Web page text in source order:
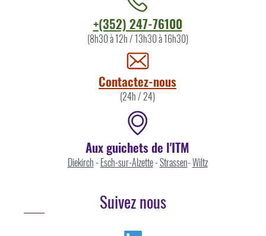
+(352) 247-76100
(8h30 à 12h / 13h30 à 16h30)
Contactez-nous
(24h / 24)
Aux guichets de l'ITM
Diekirch- Esch-sur-Alzette-Strassen-Wiltz
Suivez nous